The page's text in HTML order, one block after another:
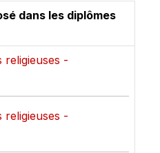
dans les diplômes
religieuses -
religieuses -